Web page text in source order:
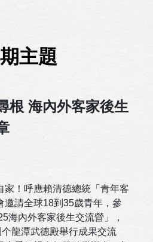
主題
根 海內外客家後生
家！呼應賴清德總統「青年客
邀請全球18到35歲青年，參
海內外客家後生交流營」，
龍潭武德殿舉行成果交流